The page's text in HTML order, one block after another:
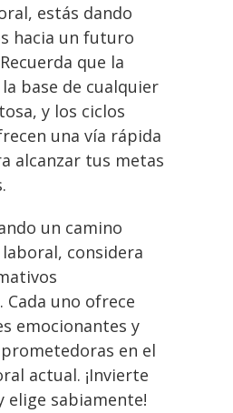
estás dando
hacia un futuro
que la
base de cualquier
y los ciclos
una vía rápida
alcanzar tus metas
un camino
considera
Cada uno ofrece
emocionantes y
en el
actual. ¡Invierte
sabiamente!